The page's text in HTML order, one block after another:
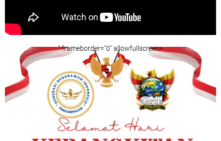
" frameborder="0" allowfullscreen>